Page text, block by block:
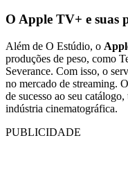
O Apple TV+ e suas
Além de O Estúdio, o
produções de peso, como
Severance. Com isso, o
no mercado de streaming.
de sucesso ao seu
indústria cinematográfica.
PUBLICIDADE